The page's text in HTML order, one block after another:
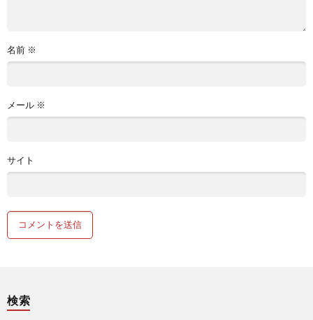
名前 ※
メール ※
サイト
検索